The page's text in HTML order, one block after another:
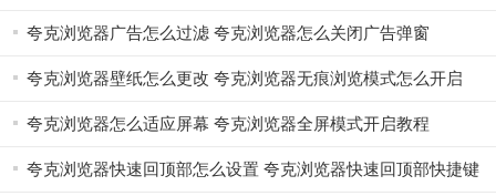
夸克浏览器广告怎么过滤 夸克浏览器怎么关闭广告弹窗
夸克浏览器壁纸怎么更改 夸克浏览器无痕浏览模式怎么开启
夸克浏览器怎么适应屏幕 夸克浏览器全屏模式开启教程
夸克浏览器快速回顶部怎么设置 夸克浏览器快速回顶部快捷键